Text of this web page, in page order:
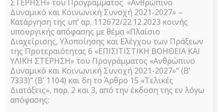
προς τους
δυνητικά
ωφελούμενους
του
ΣΤΕΡΗΣΗ» του Προγράμματος «Ανθρώπινο
Δυναμικό και Κοινωνική Συνοχή 2021-2027» –
Κατάργηση της υπ’ αρ. 112672/22.12.2023 κοινής
υπουργικής απόφασης με θέμα «Πλαίσιο
Διαχείρισης, Υλοποίησης και Ελέγχου των Πράξεων
της Προτεραιότητας 6 «ΕΠΙΣΙΤΙΣΤΙΚΗ ΒΟΗΘΕΙΑ ΚΑΙ
ΥΛΙΚΗ ΣΤΕΡΗΣΗ» του Προγράμματος «Ανθρώπινο
Δυναμικό και Κοινωνική Συνοχή 2021-2027»“ (Β’
7333)” (Β’ 1104) και δη το Άρθρο 15 «Τελικές
Διατάξεις», παρ. 2 και 3, από την έκδοση της εν λόγω
απόφασης: